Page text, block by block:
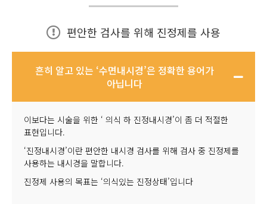
편안한 검사를 위해 진정제를 사용
흔히 알고 있는 ‘수면내시경’은 정확한 용어가
아닙니다
이보다는 시술을 위한 ‘ 의식 하 진정내시경’이 좀 더 적절한
표현입니다.
‘진정내시경’이란 편안한 내시경 검사를 위해 검사 중 진정제를
사용하는 내시경을 말합니다.
진정제 사용의 목표는 ‘의식있는 진정상태’입니다